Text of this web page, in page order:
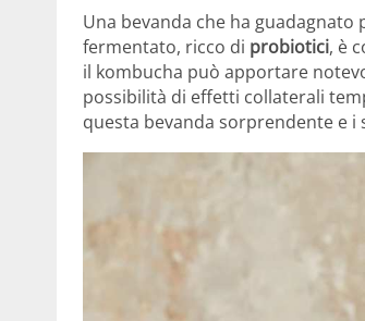
Una bevanda che ha
fermentato, ricco di probiotici, è
il kombucha può apportare
possibilità di effetti collaterali
questa bevanda sorprendente e